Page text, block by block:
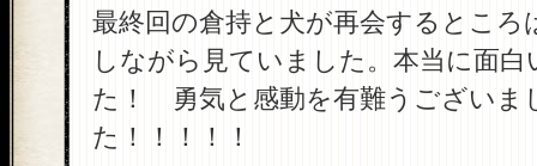
最終回の倉持と犬が再会するところ
しながら見ていました。本当に面白
た！ 勇気と感動を有難うございま
た！！！！！